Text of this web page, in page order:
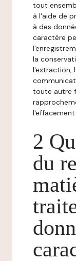
tout
à l'aide de
à des
caractère
la
l'extraction,
toute autre
2
du